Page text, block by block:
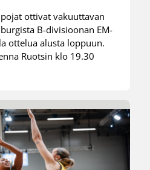
ottivat vakuuttavan
B-divisioonan EM-
ottelua alusta loppuun.
Ruotsin klo 19.30